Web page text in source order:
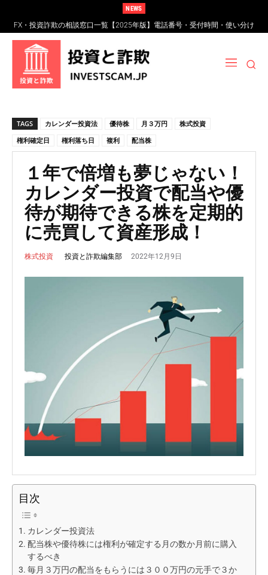
NEWS
FX・投資詐欺の相談窓口一覧【2025年版】電話番号・受付時間・使い分け
完全ガイド
FXスワップポイント運用とは？仕組み・リスク・高金利通貨詐欺の見分け
方
TAGS カレンダー投資法 優待株 月３万円
株式投資
権利確定日
権利落ち日 複利 配当株
１年で倍増も夢じゃない！
カレンダー投資で配当や優
待が期待できる株を定期的
に売買して資産形成！
株式投資 投資と詐欺編集部 2022年12月9日
目次
カレンダー投資法
配当株や優待株には権利が確定する月の数か月前に購入
するべき
毎月３万円の配当をもらうには３００万円の元手で３か